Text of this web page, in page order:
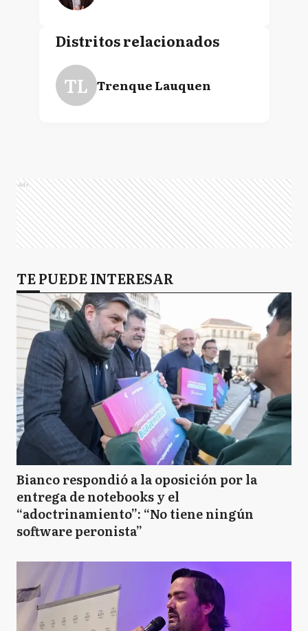
Distritos relacionados
TL Trenque Lauquen
Ads
TE PUEDE INTERESAR
Bianco respondió a la oposición por la
entrega de notebooks y el
“adoctrinamiento”: “No tiene ningún
software peronista”